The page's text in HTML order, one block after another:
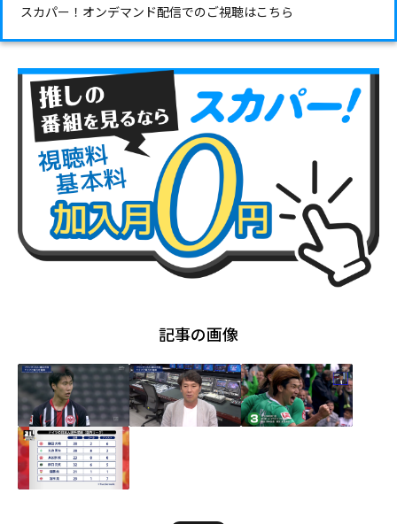
スカパー！オンデマンド配信でのご視聴はこちら
記事の画像